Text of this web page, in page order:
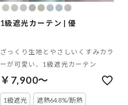
1級遮光カーテン | 優
ざっくり生地とやさしいくすみカラ
ーが可愛い、1級遮光カーテン
￥7,900～
1級遮光 遮熱64.8%/断熱